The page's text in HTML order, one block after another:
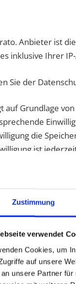
Zustimmung
verwendet
Cookies, um
auf unsere
unsere Partner
Anbieter ist
inklusive Ihrer
Sie der
Grundlage
die
ist
dass